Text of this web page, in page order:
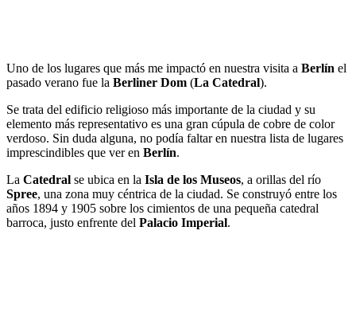
Uno de los lugares que más me impactó en nuestra visita a Berlín el
pasado verano fue la Berliner Dom (La Catedral).
Se trata del edificio religioso más importante de la ciudad y su
elemento más representativo es una gran cúpula de cobre de color
verdoso. Sin duda alguna, no podía faltar en nuestra lista de lugares
imprescindibles que ver en Berlín.
La Catedral se ubica en la Isla de los Museos, a orillas del río
Spree, una zona muy céntrica de la ciudad. Se construyó entre los
años 1894 y 1905 sobre los cimientos de una pequeña catedral
barroca, justo enfrente del Palacio Imperial.